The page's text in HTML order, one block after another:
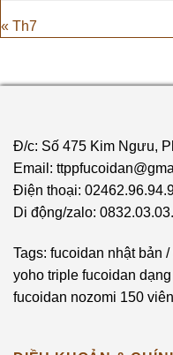
« Th7
Đ/c: Số 475 Kim Ngưu,
Email:
Điện thoại:
Di động/zalo:
Tags: fucoidan nhật bản /
yoho triple fucoidan
fucoidan nozomi 150 viên